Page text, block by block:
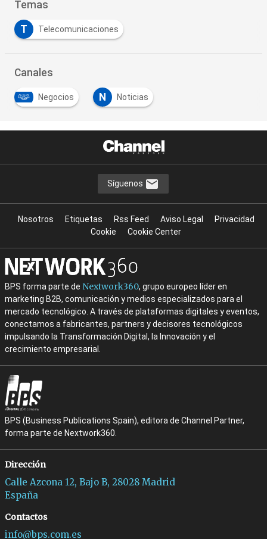
Temas
T Telecomunicaciones
Canales
Negocios N Noticias
Síguenos
Nosotros Etiquetas Rss Feed Aviso Legal
Privacidad
Cookie
Cookie Center
BPS forma parte de Nextwork360, grupo europeo líder en
marketing B2B, comunicación y medios especializados para el
mercado tecnológico. A través de plataformas digitales y eventos,
conectamos a fabricantes, partners y decisores tecnológicos
impulsando la Transformación Digital, la Innovación y el
crecimiento empresarial.
BPS (Business Publications Spain), editora de Channel Partner,
forma parte de Nextwork360.
Dirección
Calle Azcona 12, Bajo B, 28028 Madrid
España
Contactos
info@bps.com.es